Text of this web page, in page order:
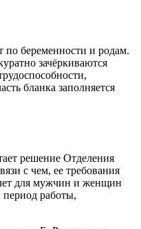
по беременности и родам.
зачёркиваются
бланка заполняется
решение Отделения
с чем, ее требования
для мужчин и женщин
период работы,